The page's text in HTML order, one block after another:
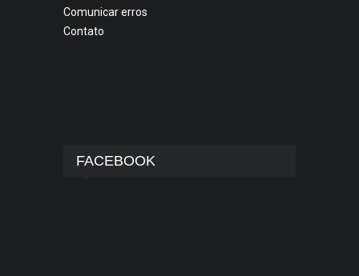
Comunicar erros
Contato
FACEBOOK